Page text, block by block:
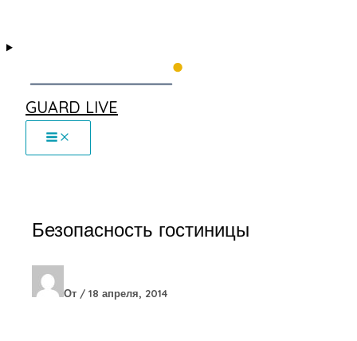
GUARD LIVE
Безопасность гостиницы
От / 18 апреля, 2014